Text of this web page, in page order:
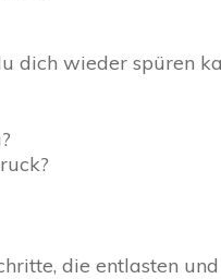
dich wieder spüren
die entlasten